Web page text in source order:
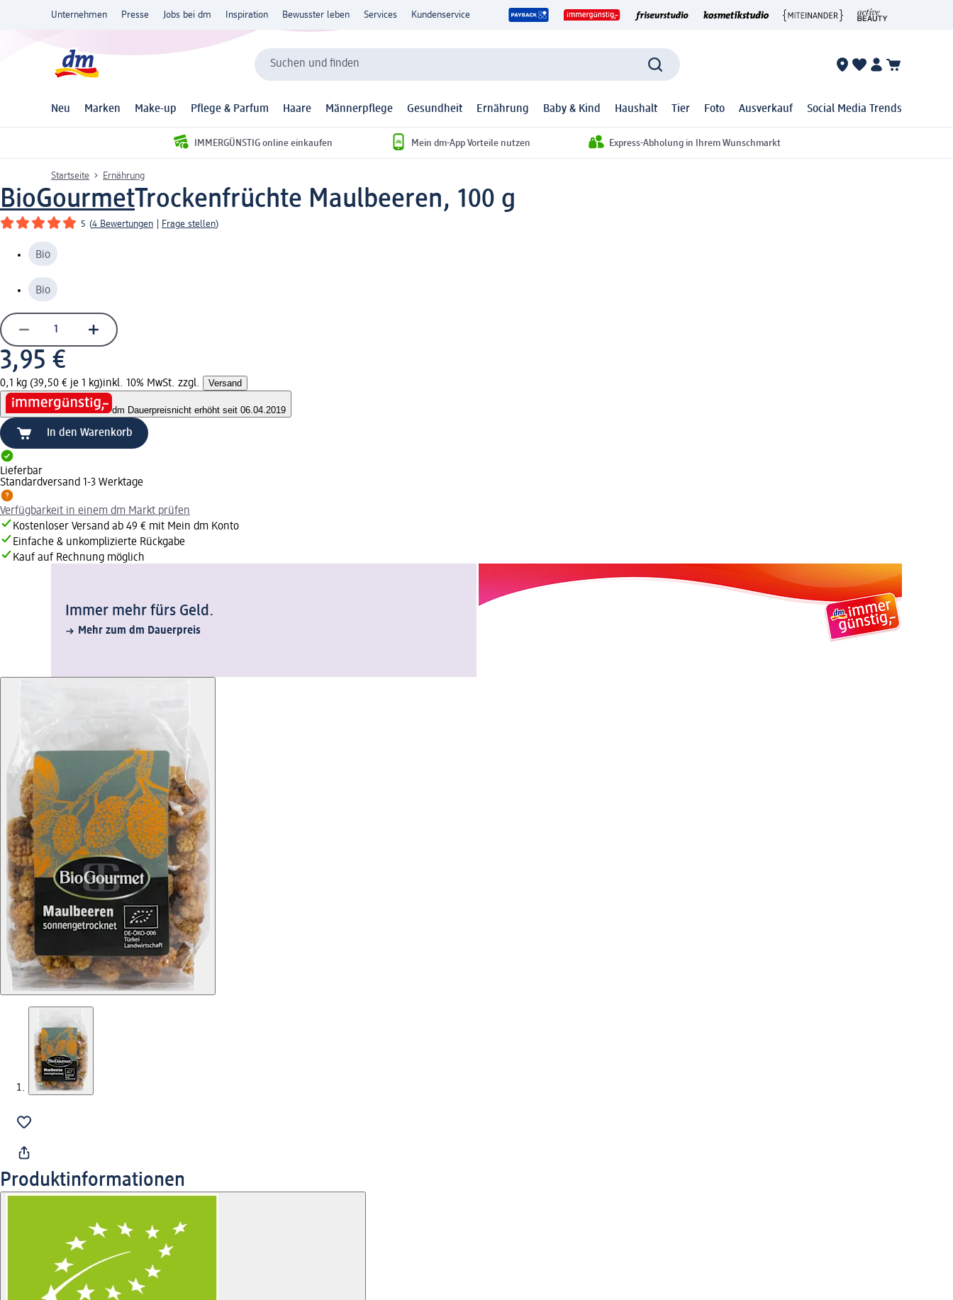
Unternehmen Presse Jobs bei dm Inspiration Bewusster leben Services Kundenservice
Suchen und finden
Neu Marken Make-up Pflege & Parfum Haare Männerpflege Gesundheit Ernährung Baby & Kind Haushalt Tier Foto Ausverkauf Social Media Trends
IMMERGÜNSTIG online einkaufen Mein dm-App Vorteile nutzen Express-Abholung in Ihrem Wunschmarkt
Startseite Ernährung
BioGourmetTrockenfrüchte Maulbeeren, 100 g
5 (4 Bewertungen Frage stellen)
Bio
Bio
3,95 €
0,1 kg (39,50 € je 1 kg)inkl. 10% MwSt. zzgl. Versand
dm Dauerpreisnicht erhöht seit 06.04.2019
In den Warenkorb
Lieferbar
Standardversand 1-3 Werktage
Verfügbarkeit in einem dm Markt prüfen
Kostenloser Versand ab 49 € mit Mein dm Konto
Einfache & unkomplizierte Rückgabe
Kauf auf Rechnung möglich
Immer mehr fürs Geld.
Mehr zum dm Dauerpreis
Produktinformationen